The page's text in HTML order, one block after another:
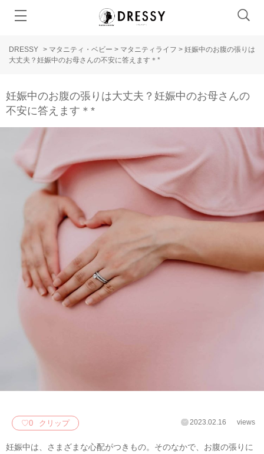
DRESSY > マタニティ・ベビー > マタニティライフ > 妊娠中のお腹の張りは
大丈夫？妊娠中のお母さんの不安に答えます＊*
妊娠中のお腹の張りは大丈夫？妊娠中のお母さんの
不安に答えます＊*
♡0 クリップ 2023.02.16 views
妊娠中は、さまざまな心配がつきもの。そのなかで、お腹の張りに